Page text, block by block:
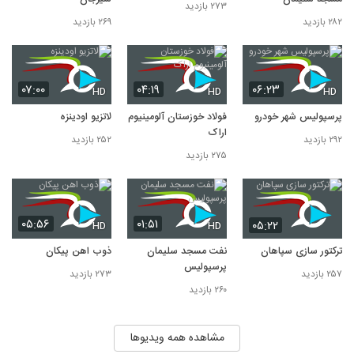
۲۸۲ بازدید
۲۷۳ بازدید
۲۶۹ بازدید
۰۶:۲۳ HD
پرسپولیس شهر خودرو
۲۹۲ بازدید
۰۴:۱۹ HD
فولاد خوزستان آلومینیوم
اراک
۲۷۵ بازدید
۰۷:۰۰ HD
لاتزیو اودینزه
۲۵۲ بازدید
۰۵:۲۲
ترکتور سازی سپاهان
۲۵۷ بازدید
۰۱:۵۱ HD
نفت مسجد سلیمان
پرسپولیس
۲۶۰ بازدید
۰۵:۵۶ HD
ذوب اهن پیکان
۲۷۳ بازدید
مشاهده همه ویدیوها